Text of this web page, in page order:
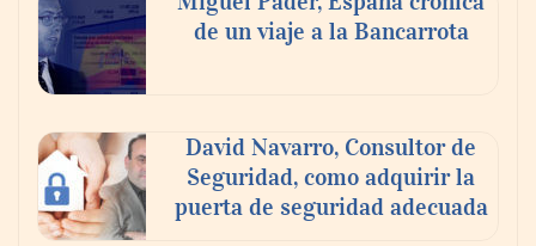
agosto
de un viaje a la Bancarrota
David Navarro, Consultor de
Seguridad, como adquirir la
puerta de seguridad adecuada